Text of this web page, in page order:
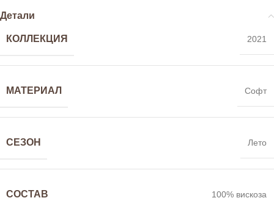
Детали
КОЛЛЕКЦИЯ 2021
МАТЕРИАЛ Софт
СЕЗОН Лето
СОСТАВ 100% вискоза